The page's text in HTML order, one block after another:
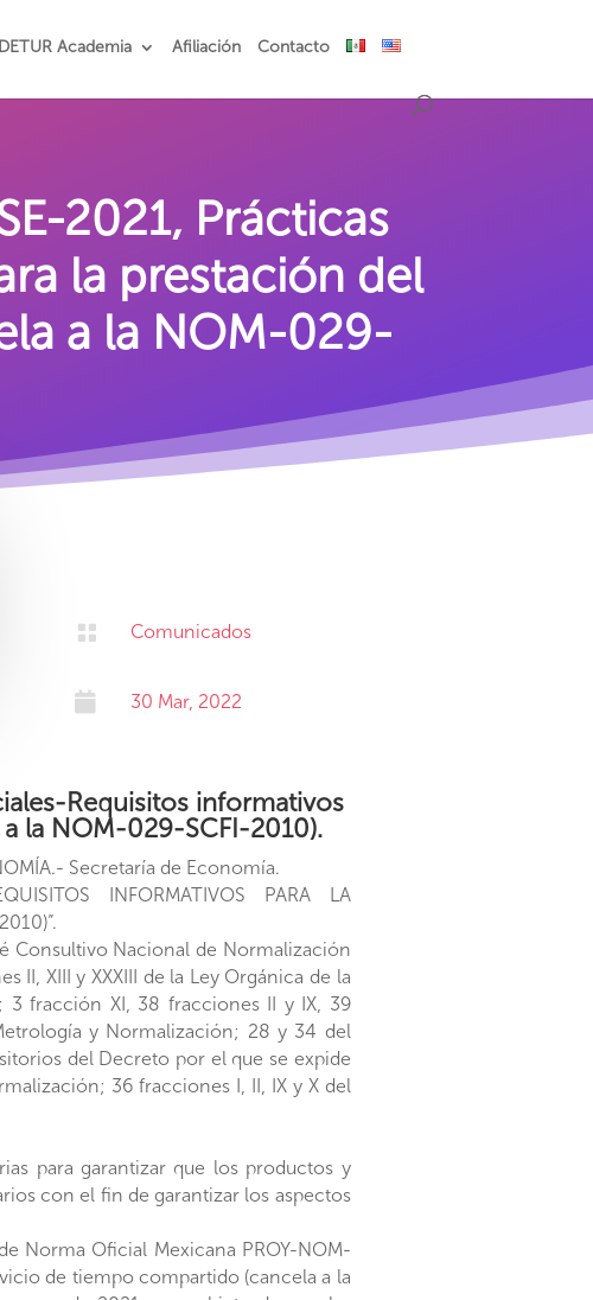
Academia Afiliación Contacto
2021, Prácticas
la prestación del
a la NOM-029-
 Comunicados
 30 Mar, 2022
Requisitos informativos
la NOM-029-SCFI-2010).
Secretaría de Economía.
INFORMATIVOS PARA LA
Consultivo Nacional de Normalización
II, XIII y XXXIII de la Ley Orgánica de la
3 fracción XI, 38 fracciones II y IX, 39
y Normalización; 28 y 34 del
del Decreto por el que se expide
36 fracciones I, II, IX y X del
para garantizar que los productos y
con el fin de garantizar los aspectos
Norma Oficial Mexicana PROY-NOM-
de tiempo compartido (cancela a la